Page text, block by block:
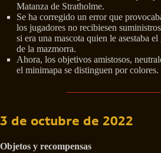
Matanza de Stratholme.
Se ha corregido un error que
los jugadores no recibiesen
si era una mascota quien le asestaba
de la mazmorra.
Ahora, los objetivos amistosos,
el minimapa se distinguen por colores.
3 de octubre de 2022
Objetos y recompensas